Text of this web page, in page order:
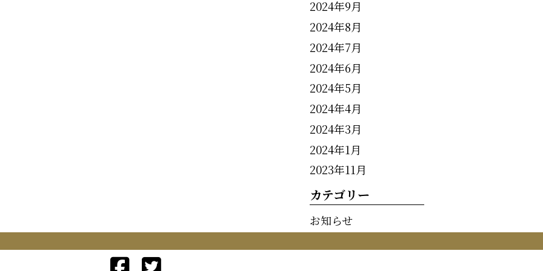
2024年9月
2024年8月
2024年7月
2024年6月
2024年5月
2024年4月
2024年3月
2024年1月
2023年11月
カテゴリー
お知らせ